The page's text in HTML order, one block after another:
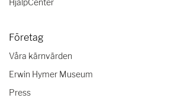
Företag
Våra kärnvärden
Erwin Hymer Museum
Press